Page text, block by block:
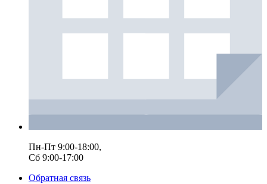
Пн-Пт 9:00-18:00,
Сб 9:00-17:00
Обратная связь